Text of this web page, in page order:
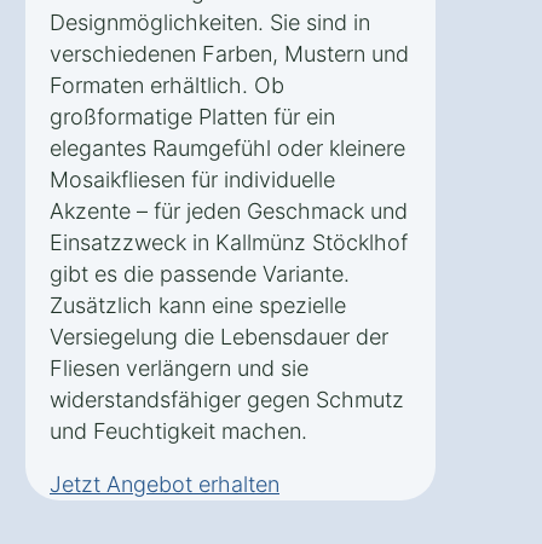
Designmöglichkeiten. Sie sind in
verschiedenen Farben, Mustern und
Formaten erhältlich. Ob
großformatige Platten für ein
elegantes Raumgefühl oder kleinere
Mosaikfliesen für individuelle
Akzente – für jeden Geschmack und
Einsatzzweck in Kallmünz Stöcklhof
gibt es die passende Variante.
Zusätzlich kann eine spezielle
Versiegelung die Lebensdauer der
Fliesen verlängern und sie
widerstandsfähiger gegen Schmutz
und Feuchtigkeit machen.
Jetzt Angebot erhalten